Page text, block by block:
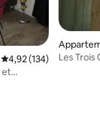
Évaluation moyenne
4,92 (134)
et
Les Trois